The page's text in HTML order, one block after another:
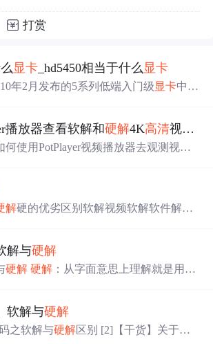
打赏
显卡 _hd5450相当于什么 显卡
2月发布的5系列低端入门级显卡中其
hd5450相当于什么显卡呢？下面就给大
这款显卡吧。hd5450相当于什么显卡
播放器查看软解和硬解4K高清视频时的CPU及GPU占用情况​
使用PotPlayer视频播放器去观测视频
解硬的优劣区别软解视频软解软件解锁
解码过程中，需要对大量的视频信息进
处理性能的要求非常高。尤其是对高
即使出现新的视频编码格式，只要安
文件，就可以顺利播放。而且软解码拥
幕，画面处理优化等效果，只有你CPU
解与硬解
硬解 硬解 ：从字面意思上理解就是用硬
靠显卡GPU的。 软解：字面上理解就是
这样理解也对，但是实际最终还是要硬
软解与硬解
编码之软解与硬解区别 [2]【干货】关于软